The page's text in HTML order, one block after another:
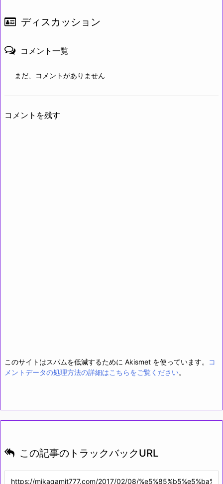
ディスカッション
コメント一覧
まだ、コメントがありません
コメントを残す
このサイトはスパムを低減するために Akismet を使っています。
コ
メントデータの処理方法の詳細はこちらをご覧ください。
この記事のトラックバックURL